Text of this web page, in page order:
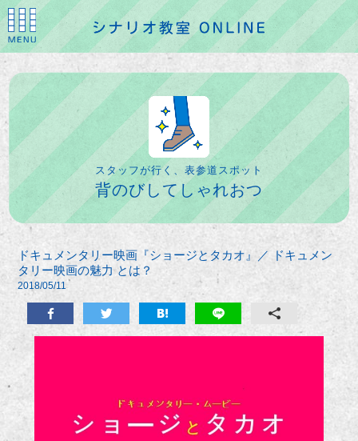
スタッフが行く、表参道スポット
背のびしてしゃれおつ
ドキュメンタリー映画『ショージとタカオ』／ ドキュメン
タリー映画の魅力 とは？
2018/05/11